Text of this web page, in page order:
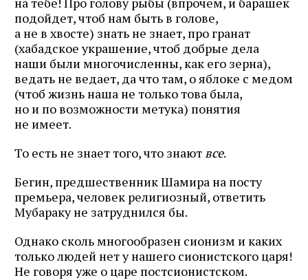
подойдет, чтоб нам быть в голове,
а не в хвосте) знать не знает, про гранат
(хабадское украшение, чтоб добрые дела
наши были многочисленны, как его зерна),
ведать не ведает, да что там, о яблоке с медом
(чтоб жизнь наша не только това была,
но и по возможности метука) понятия
не имеет.
То есть не знает того, что знают все.
Бегин, предшественник Шамира на посту
премьера, человек религиозный, ответить
Мубараку не затруднился бы.
Однако сколь многообразен сионизм и каких
только людей нет у нашего сионистского царя!
Не говоря уже о царе постсионистском.